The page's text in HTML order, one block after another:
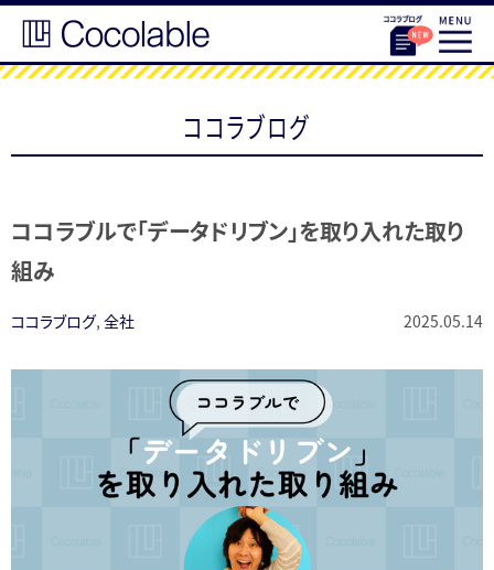
ココラブログ
ココラブルで「データドリブン」を取り入れた取り
組み
ココラブログ, 全社 2025.05.14